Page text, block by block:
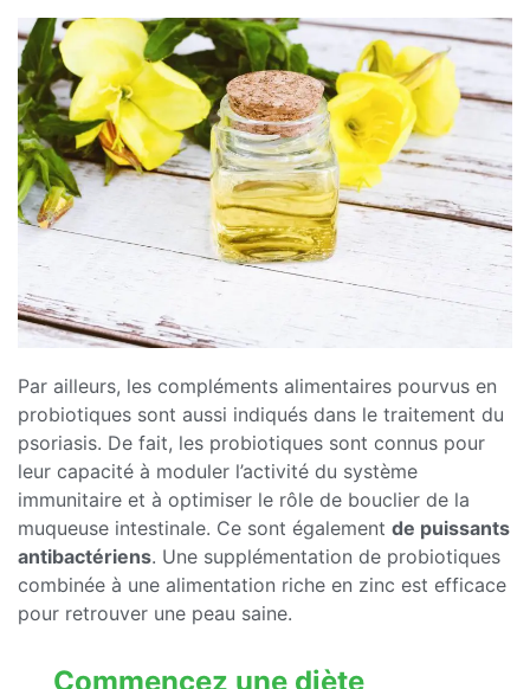
Par ailleurs, les compléments alimentaires pourvus en
probiotiques sont aussi indiqués dans le traitement du
psoriasis. De fait, les probiotiques sont connus pour
leur capacité à moduler l’activité du système
immunitaire et à optimiser le rôle de bouclier de la
muqueuse intestinale. Ce sont également de puissants
antibactériens. Une supplémentation de probiotiques
combinée à une alimentation riche en zinc est efficace
pour retrouver une peau saine.
Commencez une diète